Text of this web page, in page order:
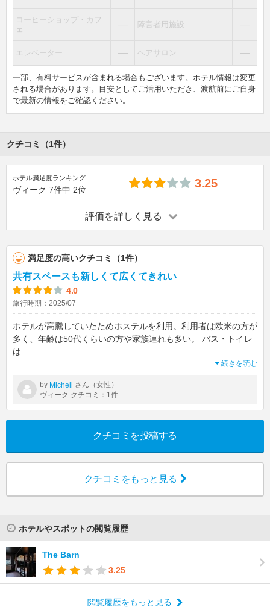
コーヒーショップ・カフ
ェ
― 障害者用施設 ―
エレベーター ― ヘアサロン ―
一部、有料サービスが含まれる場合もございます。ホテル情報は変更
される場合があります。目安としてご活用いただき、渡航前にご自身
で最新の情報をご確認ください。
クチコミ（1件）
ホテル満足度ランキング
ヴィーク 7件中 2位 3.25
評価を詳しく見る
満足度の高いクチコミ（1件）
共有スペースも新しくて広くてきれい
4.0
旅行時期：2025/07
ホテルが高騰していたためホステルを利用。利用者は欧米の方が
多く、年齢は50代くらいの方や家族連れも多い。 バス・トイレ
は
続きを読む
by Michell さん（女性）
ヴィーク クチコミ：1件
クチコミを投稿する
クチコミをもっと見る
ホテルやスポットの閲覧履歴
The Barn
3.25
閲覧履歴をもっと見る